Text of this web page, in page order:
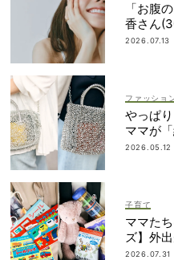
「お腹
香さん
「愛しい
2026.07.13
ファッショ
やっぱ
ママが
納得の理
2026.05.12
子育て
ママた
ズ】外
2026.07.31